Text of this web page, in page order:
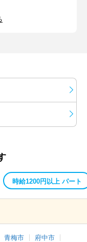
時給1200円以上 パート
青梅市
府中市